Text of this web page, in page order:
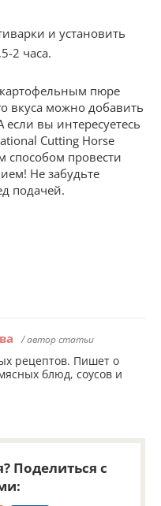
и установить
2 часа.
пюре
вкуса можно добавить
вы интересуетесь
Cutting Horse
способом провести
Не забудьте
подачей.
/ автор статьи
рецептов. Пишет о
блюд, соусов и
Поделиться с